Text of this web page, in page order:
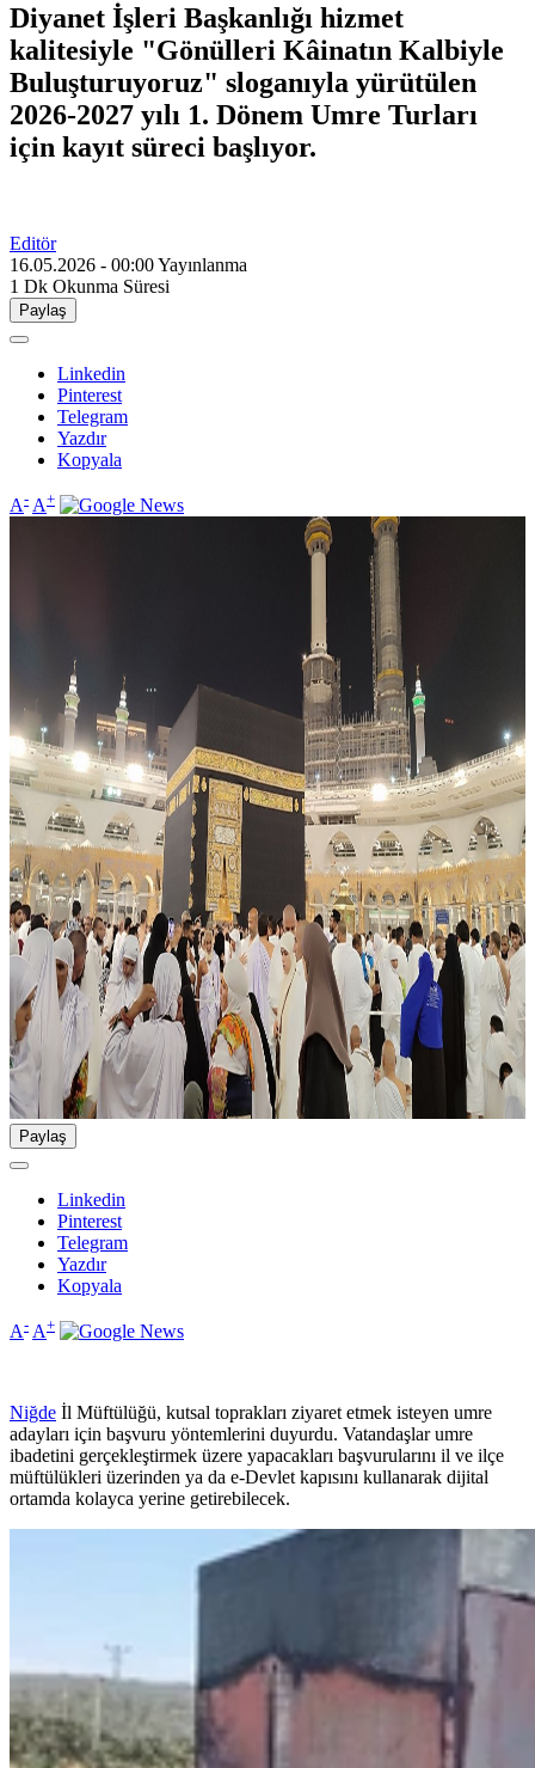
Diyanet İşleri Başkanlığı hizmet
kalitesiyle "Gönülleri Kâinatın Kalbiyle
Buluşturuyoruz" sloganıyla yürütülen
2026-2027 yılı 1. Dönem Umre Turları
için kayıt süreci başlıyor.
Editör
16.05.2026 - 00:00Yayınlanma
1 Dk Okunma Süresi
Paylaş
Linkedin
Pinterest
Telegram
Yazdır
Kopyala
A- A+
Paylaş
Linkedin
Pinterest
Telegram
Yazdır
Kopyala
A- A+
Niğde İl Müftülüğü, kutsal toprakları ziyaret etmek isteyen umre
adayları için başvuru yöntemlerini duyurdu. Vatandaşlar umre
ibadetini gerçekleştirmek üzere yapacakları başvurularını il ve ilçe
müftülükleri üzerinden ya da e-Devlet kapısını kullanarak dijital
ortamda kolayca yerine getirebilecek.